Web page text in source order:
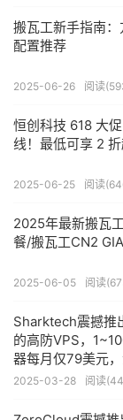
搬瓦工新手指南：
配置推荐
2025-06-26 阅读(
恒创科技 618 大
线！最低可享 2
2025-06-25 阅读(
2025年最新搬瓦
餐/搬瓦工CN2
2025-06-05 阅读(
Sharktech震撼推
的高防VPS，
器每月仅79美元
任你选！
2025-03-28 阅读(